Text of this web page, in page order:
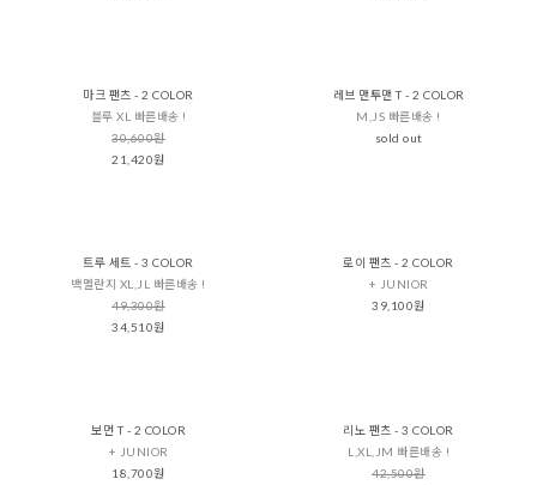
마크 팬츠 - 2 COLOR
블루 XL 빠른배송 !
30,600원
21,420원
레브 맨투맨 T - 2 COLOR
M,JS 빠른배송 !
sold out
트루 세트 - 3 COLOR
백멜란지 XL,JL 빠른배송 !
49,300원
34,510원
로이 팬츠 - 2 COLOR
+ JUNIOR
39,100원
보먼 T - 2 COLOR
+ JUNIOR
18,700원
리노 팬츠 - 3 COLOR
L,XL,JM 빠른배송 !
42,500원